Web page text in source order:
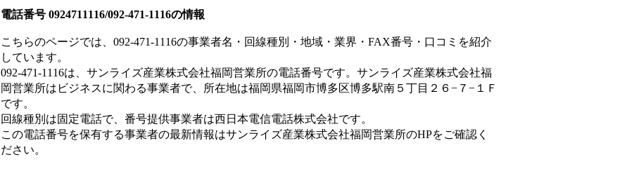
電話番号 0924711116/092-471-1116の情報
こちらのページでは、 092-471-1116の事業者名・回線種別・地域・業界・FAX番号・口コミを紹介
しています。
092-471-1116は、 サンライズ産業株式会社福岡営業所の電話番号です。 サンライズ産業株式会社福
岡営業所は ビジネスに関わる事業者で、所在地は福岡県福岡市博多区博多駅南５丁目２６−７−１Ｆ
です。
回線種別は固定電話で、番号提供事業者は西日本電信電話株式会社です。
この電話番号を保有する事業者の最新情報はサンライズ産業株式会社福岡営業所のHPをご確認く
ださい。